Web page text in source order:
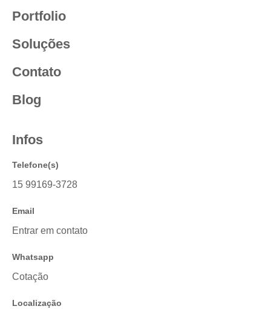
Portfolio
Soluções
Contato
Blog
Infos
Telefone(s)
15 99169-3728
Email
Entrar em contato
Whatsapp
Cotação
Localização